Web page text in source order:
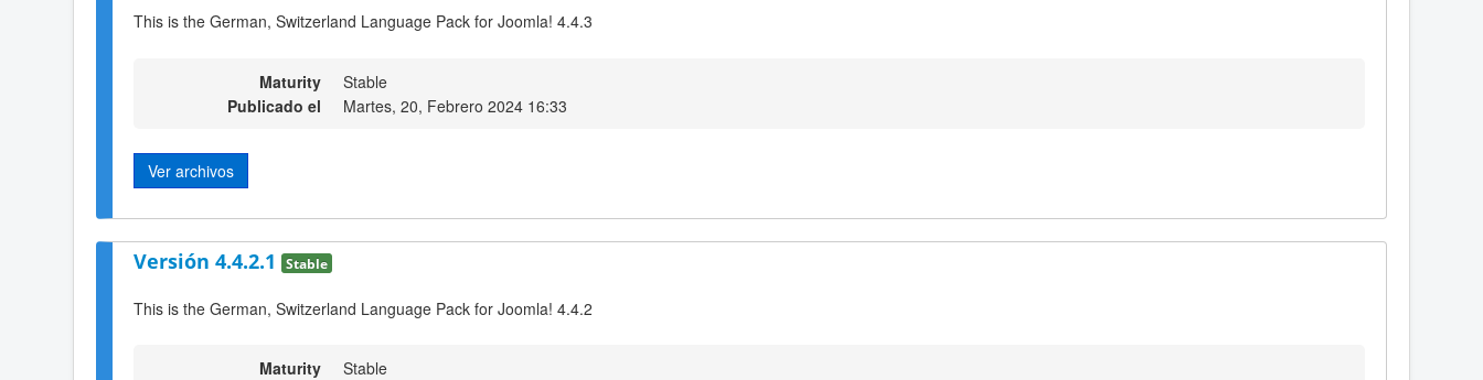
This is the German, Switzerland Language Pack for Joomla! 4.4.3
Maturity
Stable
Publicado el
Martes, 20, Febrero 2024 16:33
Ver archivos
Versión 4.4.2.1 Stable
This is the German, Switzerland Language Pack for Joomla! 4.4.2
Maturity Stable